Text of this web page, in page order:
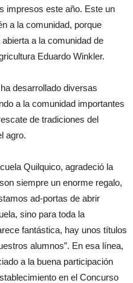
impresos este año. Este un
a la comunidad, porque
abierta a la comunidad de
Eduardo Winkler.
desarrollado diversas
a la comunidad importantes
de tradiciones del
agro.
Quilquico, agradeció la
siempre un enorme regalo,
ad-portas de abrir
sino para toda la
fantástica, hay unos títulos
alumnos”. En esa línea,
a la buena participación
en el Concurso